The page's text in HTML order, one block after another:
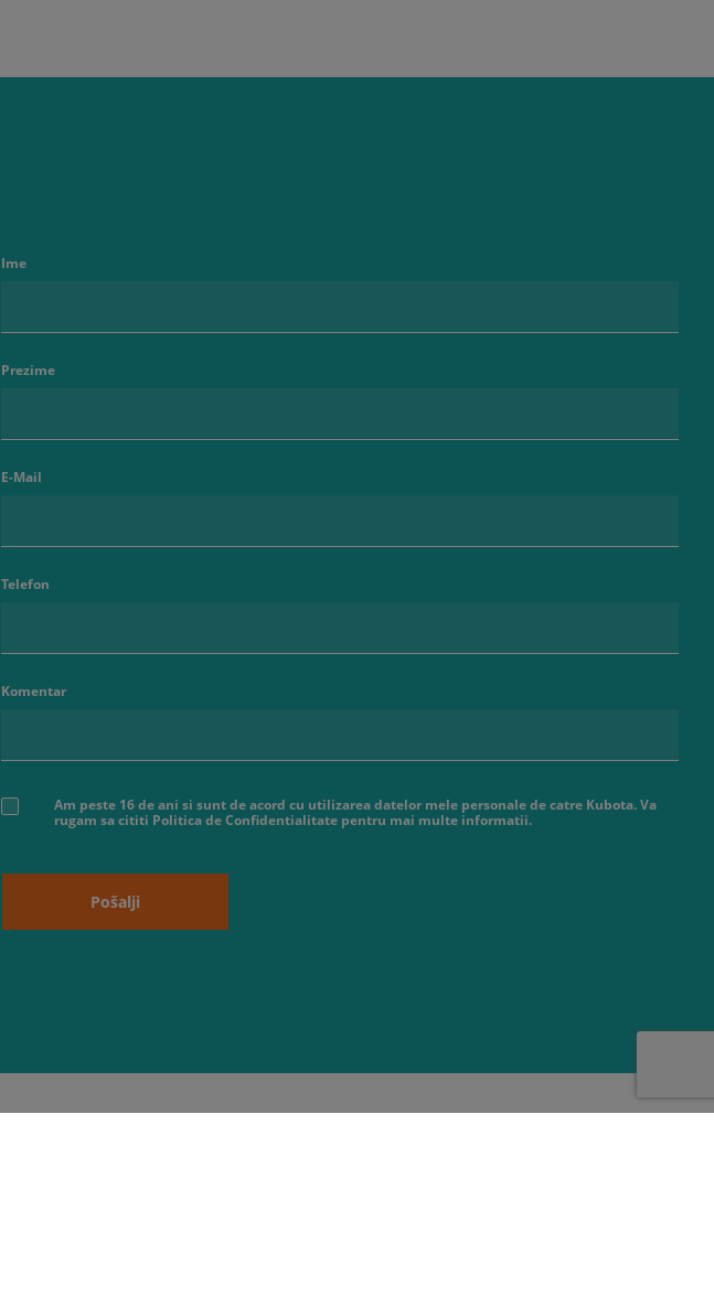
Ime
Prezime
E-Mail
Telefon
Komentar
Am peste 16 de ani si sunt de acord cu utilizarea datelor mele personale de catre Kubota. Va
rugam sa cititi Politica de Confidentialitate pentru mai multe informatii.
Pošalji